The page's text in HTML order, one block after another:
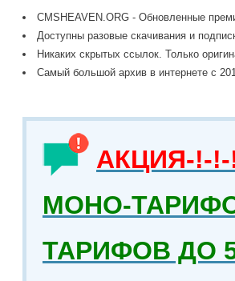
CMSHEAVEN.ORG - Обновленные
Доступны разовые скачивания и
Никаких скрытых ссылок. Только
Самый большой архив в интернете с
АКЦИЯ-!-!-
МОНО-
ТАРИФОВ ДО